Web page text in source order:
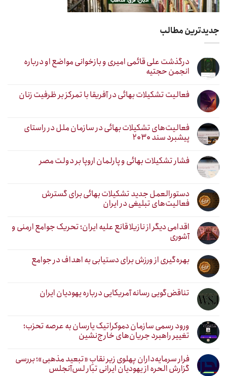
جدیدترین مطالب
درگذشت علی قائمی امیری و بازخوانی مواضع او درباره
انجمن حجتیه
فعالیت تشکیلات بهائی در آفریقا با تمرکز بر ظرفیت زنان
فعالیت‌های تشکیلات بهائی در سازمان ملل در راستای
پیشبرد سند ۲۰۳۰
فشار تشکیلات بهائی و پارلمان اروپا بر دولت مصر
دستورالعمل جدید تشکیلات بهائی برای گسترش
فعالیت‌های تبلیغی در ایران
اقدامی دیگر از نازیلا قانع علیه ایران؛ تحریک جوامع ارمنی و
آشوری
بهره‌گیری از ورزش برای دستیابی به اهداف در جوامع
تناقض‌گویی رسانه آمریکایی درباره یهودیان ایران
ورود رسمی سازمان دموکراتیک یارسان به عرصه تحزب؛
تغییر راهبرد جریان‌های خارج‌نشین
فرار سرمایه‌داران پهلوی زیر نقابِ «تبعید مذهبی»؛ بررسی
گزارش الحره از یهودیان ایرانی تبار لس‌آنجلس